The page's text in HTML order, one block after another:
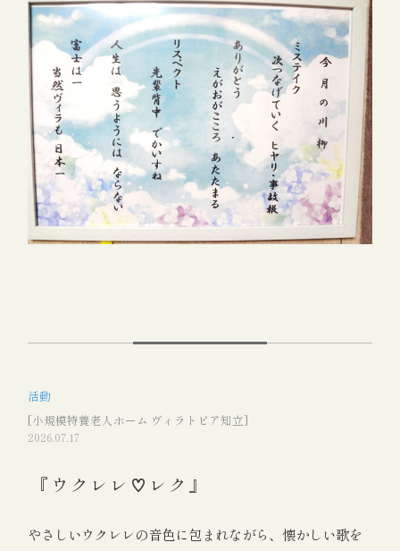
活動
[小規模特養老人ホーム ヴィラトピア知立]
2026.07.17
『ウクレレ♡レク』
やさしいウクレレの音色に包まれながら、懐かしい歌を